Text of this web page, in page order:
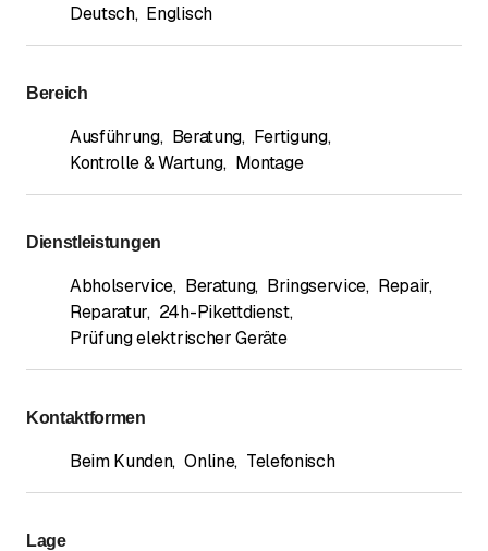
Deutsch, Englisch
Bereich
Ausführung, Beratung, Fertigung,
Kontrolle & Wartung, Montage
Dienstleistungen
Abholservice, Beratung, Bringservice, Repair,
Reparatur, 24h-Pikettdienst,
Prüfung elektrischer Geräte
Kontaktformen
Beim Kunden, Online, Telefonisch
Lage